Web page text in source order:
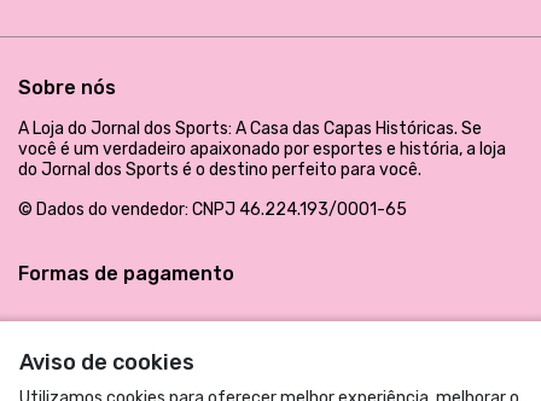
Aviso de cookies
Sobre nós
A Loja do Jornal dos Sports: A Casa das Capas Históricas. Se
você é um verdadeiro apaixonado por esportes e história, a loja
do Jornal dos Sports é o destino perfeito para você.
© Dados do vendedor: CNPJ 46.224.193/0001-65
Formas de pagamento